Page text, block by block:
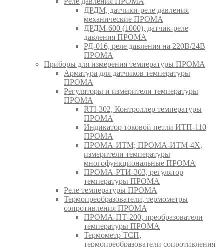
ДРДМ, датчики-реле давления
механические ПРОМА
ДРДМ-600 (1000), датчик-реле
давления ПРОМА
РД-016, реле давления на 220В/24В
ПРОМА
Приборы для измерения температуры ПРОМА
Арматура для датчиков температуры
ПРОМА
Регуляторы и измерители температуры
ПРОМА
RTI-302, Контроллер температуры
ПРОМА
Индикатор токовой петли ИТП-110
ПРОМА
ПРОМА-ИТМ; ПРОМА-ИТМ-4Х,
измерители температуры
многофункциональные ПРОМА
ПРОМА-РТИ-303, регулятор
температуры ПРОМА
Реле температуры ПРОМА
Термопреобразователи, термометры
сопротивления ПРОМА
ПРОМА-ПТ-200, преобразователи
температуры ПРОМА
Термометр ТСП,
термопреобразователи сопротивления